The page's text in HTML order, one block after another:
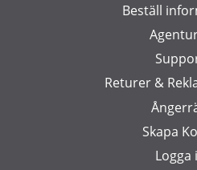
Beställ
Returer &
Skapa
Logga